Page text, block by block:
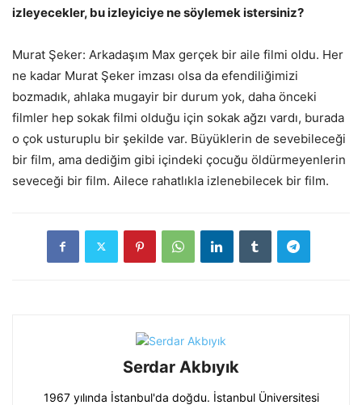
izleyecekler, bu izleyiciye ne söylemek istersiniz?
Murat Şeker: Arkadaşım Max gerçek bir aile filmi oldu. Her
ne kadar Murat Şeker imzası olsa da efendiliğimizi
bozmadık, ahlaka mugayir bir durum yok, daha önceki
filmler hep sokak filmi olduğu için sokak ağzı vardı, burada
o çok usturuplu bir şekilde var. Büyüklerin de sevebileceği
bir film, ama dediğim gibi içindeki çocuğu öldürmeyenlerin
seveceği bir film. Ailece rahatlıkla izlenebilecek bir film.
Serdar Akbıyık
1967 yılında İstanbul'da doğdu. İstanbul Üniversitesi